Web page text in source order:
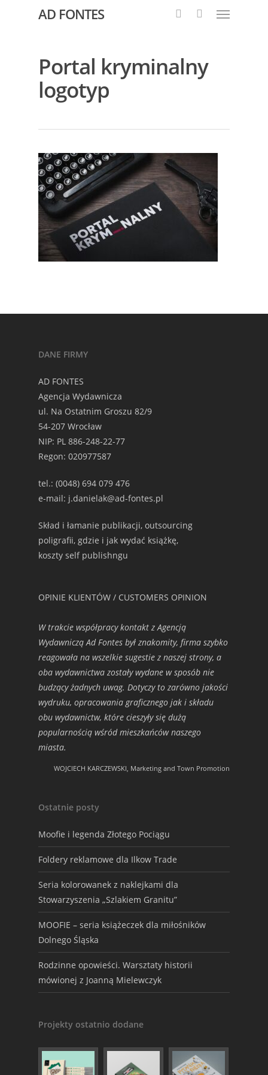
AD FONTES
Portal kryminalny
logotyp
DANE FIRMY
AD FONTES
Agencja Wydawnicza
ul. Na Ostatnim Groszu 82/9
54-207 Wrocław
NIP: PL 886-248-22-77
Regon: 020977587
tel.: (0048) 694 079 476
e-mail: j.danielak@ad-fontes.pl
Skład i łamanie publikacji, outsourcing
poligrafii, gdzie i jak wydać książkę,
koszty self publishngu
OPINIE KLIENTÓW / CUSTOMERS OPINION
W trakcie współpracy kontakt z Agencją
Wydawniczą Ad Fontes był znakomity, firma szybko
reagowała na wszelkie sugestie z naszej strony, a
oba wydawnictwa zostały wydane w sposób nie
budzący żadnych uwag. Dotyczy to zarówno jakości
wydruku, opracowania graficznego jak i składu
obu wydawnictw, które cieszyły się dużą
popularnością wśród mieszkańców naszego
miasta.
WOJCIECH KARCZEWSKI, Marketing and Town Promotion
Ostatnie posty
Moofie i legenda Złotego Pociągu
Foldery reklamowe dla Ilkow Trade
Seria kolorowanek z naklejkami dla
Stowarzyszenia „Szlakiem Granitu”
MOOFIE – seria książeczek dla miłośników
Dolnego Śląska
Rodzinne opowieści. Warsztaty historii
mówionej z Joanną Mielewczyk
Projekty ostatnio dodane